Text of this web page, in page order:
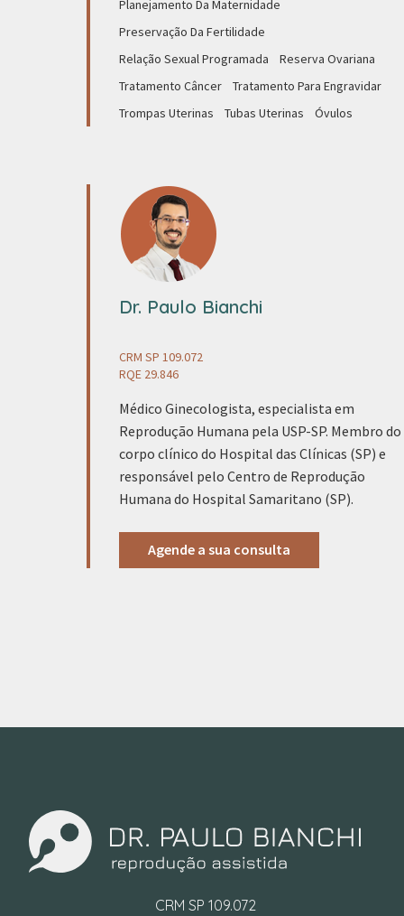
Planejamento Da Maternidade
Preservação Da Fertilidade
Relação Sexual Programada
Reserva Ovariana
Tratamento Câncer
Tratamento Para Engravidar
Trompas Uterinas
Tubas Uterinas Óvulos
Dr. Paulo Bianchi
CRM SP 109.072
RQE 29.846
Médico Ginecologista, especialista em
Reprodução Humana pela USP-SP. Membro do
corpo clínico do Hospital das Clínicas (SP) e
responsável pelo Centro de Reprodução
Humana do Hospital Samaritano (SP).
Agende a sua consulta
CRM SP 109.072